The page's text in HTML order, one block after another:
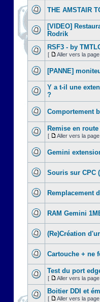
THE AMSTAIR
[VIDEO]
Rodrik
RSF3 - by
[ Aller vers la page
[PANNE]
Y a t-il une
?
Comportement
Remise en
[ Aller vers la page
Gemini
Souris sur CPC
Remplacement
RAM Gemini
(Re)Création
Cartouche + ne
Test du port
[ Aller vers la page
Boitier DDI et
[ Aller vers la page